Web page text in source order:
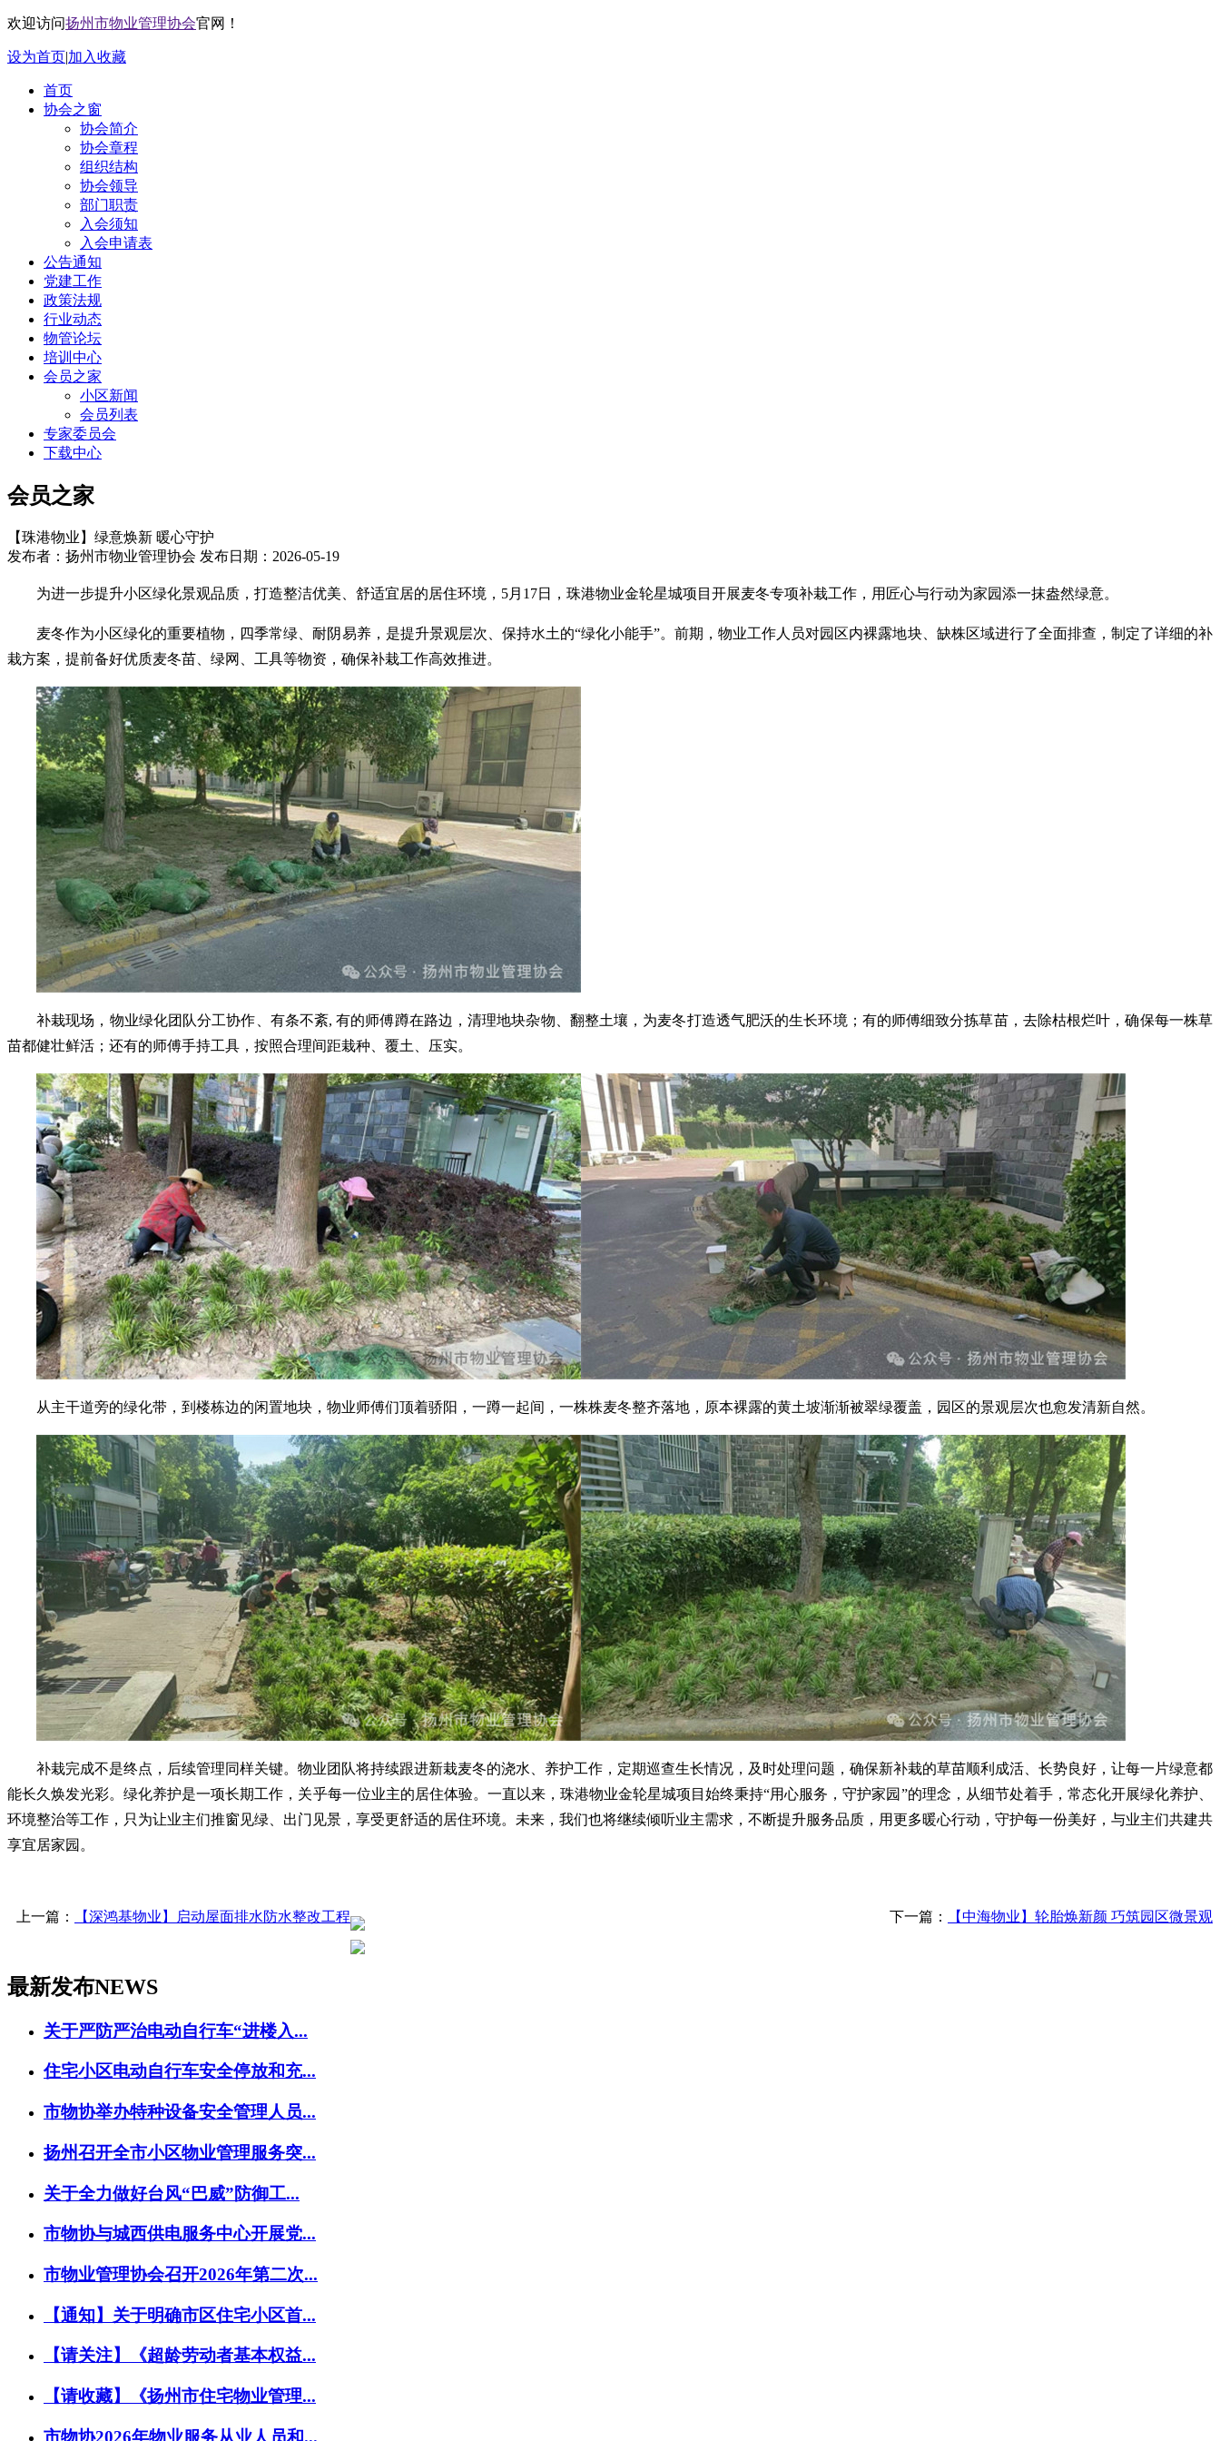
欢迎访问扬州市物业管理协会官网！
设为首页|加入收藏
首页
协会之窗
协会简介
协会章程
组织结构
协会领导
部门职责
入会须知
入会申请表
公告通知
党建工作
政策法规
行业动态
物管论坛
培训中心
会员之家
小区新闻
会员列表
专家委员会
下载中心
会员之家
【珠港物业】绿意焕新 暖心守护
发布者：扬州市物业管理协会 发布日期：2026-05-19
为进一步提升小区绿化景观品质，打造整洁优美、舒适宜居的居住环境， 5月17日， 珠港物业金轮星城项目开展麦冬专项补栽工作，用匠心与行动为家园添一抹盎然绿意。
麦冬作为小区绿化的重要植物，四季常绿、耐阴易养，是提升景观层次、保持水土的“绿化小能手”。前期，物业工作人员对园区内裸露地块、缺株区域进行了全面排查，制定了详细的补
栽方案，提前备好优质麦冬苗、绿网、工具等物资，确保补栽工作高效推进。
补栽现场，物业绿化团队分工协作、有条不紊, 有的师傅蹲在路边，清理地块杂物、翻整土壤，为麦冬打造透气肥沃的生长环境；有的师傅细致分拣草苗，去除枯根烂叶，确保每一株草
苗都健壮鲜活；还有的师傅手持工具，按照合理间距栽种、覆土、压实。
从主干道旁的绿化带，到楼栋边的闲置地块，物业师傅们顶着骄阳，一蹲一起间，一株株麦冬整齐落地，原本裸露的黄土坡渐渐被翠绿覆盖，园区的景观层次也愈发清新自然。
补栽完成不是终点，后续管理同样关键。物业团队将持续跟进新栽麦冬的浇水、养护工作，定期巡查生长情况，及时处理问题，确保新补栽的草苗顺利成活、长势良好，让每一片绿意都
能长久焕发光彩。绿化养护是一项长期工作，关乎每一位业主的居住体验。一直以来，珠港物业金轮星城项目始终秉持“用心服务，守护家园”的理念，从细节处着手，常态化开展绿化养护、
环境整治等工作，只为让业主们推窗见绿、出门见景，享受更舒适的居住环境。未来，我们也将继续倾听业主需求，不断提升服务品质，用更多暖心行动，守护每一份美好，与业主们共建共
享宜居家园。
上一篇： 【深鸿基物业】启动屋面排水防水整改工程 下一篇： 【中海物业】轮胎焕新颜 巧筑园区微景观
最新发布NEWS
关于严防严治电动自行车“进楼入...
住宅小区电动自行车安全停放和充...
市物协举办特种设备安全管理人员...
扬州召开全市小区物业管理服务突...
关于全力做好台风“巴威”防御工...
市物协与城西供电服务中心开展党...
市物业管理协会召开2026年第二次...
【通知】关于明确市区住宅小区首...
【请关注】《超龄劳动者基本权益...
【请收藏】《扬州市住宅物业管理...
市物协2026年物业服务从业人员和...